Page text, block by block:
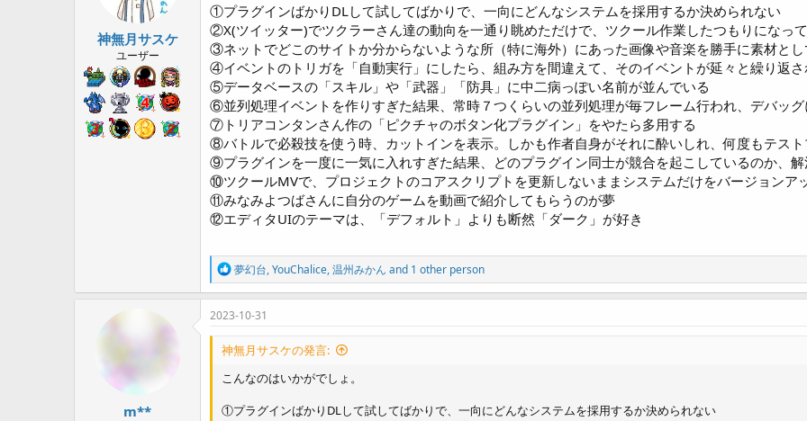
s
:
神無月サスケ
ユーザー
①プラグインばかりDLして試してばかりで、一向にどんなシステムを採用するか決められない
②X(ツイッター)でツクラーさん達の動向を一通り眺めただけで、ツクール作業したつもりになっ
③ネットでどこのサイトか分からないような所（特に海外）にあった画像や音楽を勝手に素材とし
④イベントのトリガを「自動実行」にしたら、組み方を間違えて、そのイベントが延々と繰り返さ
⑤データベースの「スキル」や「武器」「防具」に中二病っぽい名前が並んでいる
⑥並列処理イベントを作りすぎた結果、常時７つくらいの並列処理が毎フレーム行われ、デバッグ
⑦トリアコンタンさん作の「ピクチャのボタン化プラグイン」をやたら多用する
⑧バトルで必殺技を使う時、カットインを表示。しかも作者自身がそれに酔いしれ、何度もテスト
⑨プラグインを一度に一気に入れすぎた結果、どのプラグイン同士が競合を起こしているのか、解
⑩ツクールMVで、プロジェクトのコアスクリプトを更新しないままシステムだけをバージョンア
⑪みなみよつばさんに自分のゲームを動画で紹介してもらうのが夢
⑫エディタUIのテーマは、「デフォルト」よりも断然「ダーク」が好き
R
e
a
c
o
s
夢幻台,YouChalice,温州みかん and 1 other person
m**
2023-10-31
神無月サスケの発言:
こんなのはいかがでしょ。
①プラグインばかりDLして試してばかりで、一向にどんなシステムを採用するか決められない